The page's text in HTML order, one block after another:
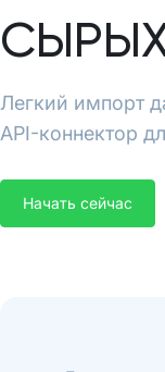
Легкий импорт
API-коннектор
Начать сейчас